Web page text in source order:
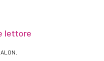
lettore